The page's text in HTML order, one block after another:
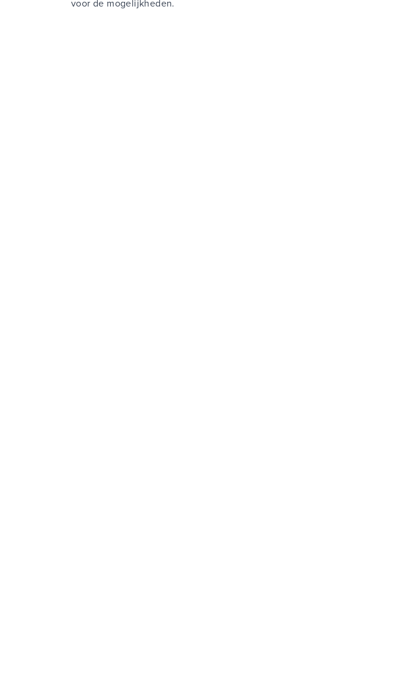
voor de mogelijkheden.